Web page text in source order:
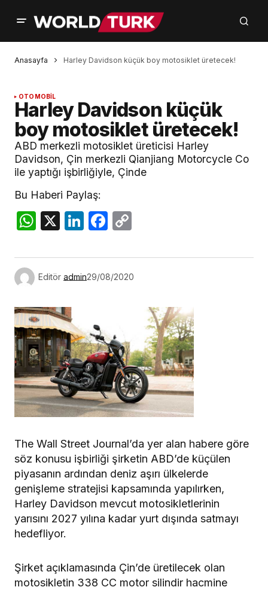
Anasayfa Harley Davidson küçük boy motosiklet üretecek!
OTOMOBİL
Harley Davidson küçük
boy motosiklet üretecek!
ABD merkezli motosiklet üreticisi Harley
Davidson, Çin merkezli Qianjiang Motorcycle Co
ile yaptığı işbirliğiyle, Çinde
Bu Haberi Paylaş:
WhatsApp
X LinkedIn
Facebook
Editör admin29/08/2020
The Wall Street Journal’da yer alan habere göre
söz konusu işbirliği şirketin ABD’de küçülen
piyasanın ardından deniz aşırı ülkelerde
genişleme stratejisi kapsamında yapılırken,
Harley Davidson mevcut motosikletlerinin
yarısını 2027 yılına kadar yurt dışında satmayı
hedefliyor.
Şirket açıklamasında Çin’de üretilecek olan
motosikletin 338 CC motor silindir hacmine